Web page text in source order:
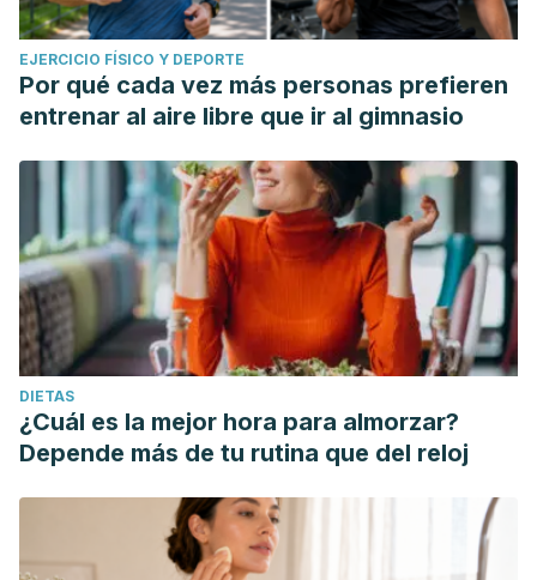
https://link.springer.com/article/10.1007/s00726-021-
03089-2
Yamashita, M. (2020). Potential role of neuroactive
tryptophan metabolites in central fatigue: establishment of
the fatigue circuit.International Journal of Tryptophan
Research,13 , 1178646920936279.
https://journals.sagepub.com/doi/full/10.1177/
Yoon, M. (2016). The emerging role of branched-chain
amino acids in insulin resistance and
metabolism.
Nutrients,8 (7), 405.
https://www.mdpi.com/2072-6643/8/7/405
EJERCICIO FÍSICO Y DEPORTE
Por qué cada vez más personas prefieren
entrenar al aire libre que ir al gimnasio
DIETAS
¿Cuál es la mejor hora para almorzar?
Depende más de tu rutina que del reloj